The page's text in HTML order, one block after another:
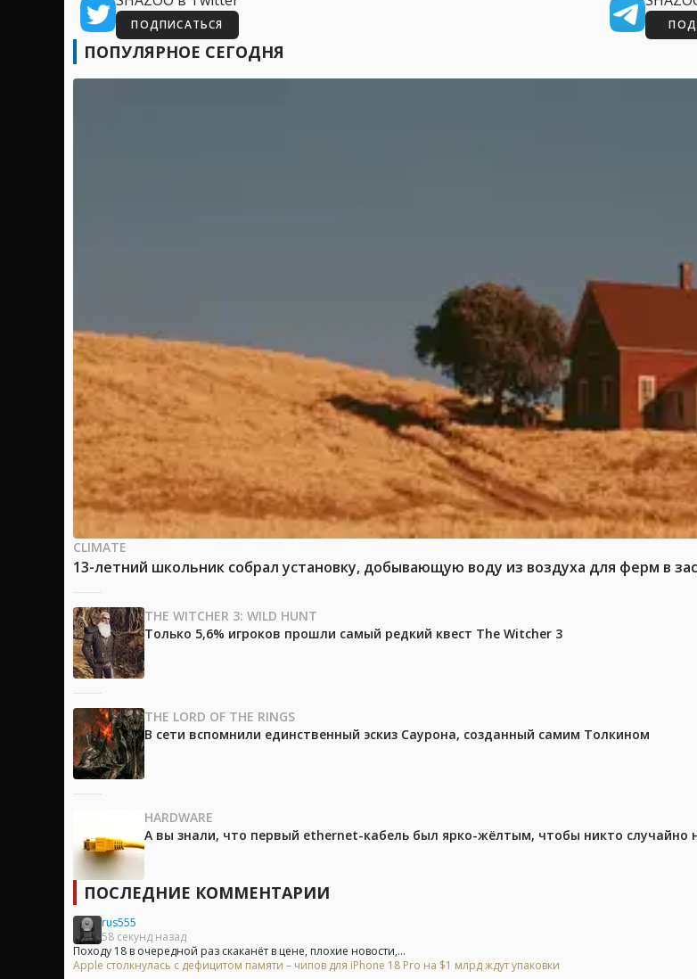
ПОДПИСАТЬСЯ
ПОПУЛЯРНОЕ СЕГОДНЯ
CLIMATE
13-летний школьник собрал установку, добывающую воду из воздуха для ферм в
THE WITCHER 3: WILD HUNT
Только 5,6% игроков прошли самый редкий квест The Witcher 3
THE LORD OF THE RINGS
В сети вспомнили единственный эскиз Саурона, созданный самим Толкином
HARDWARE
А вы знали, что первый ethernet-кабель был ярко-жёлтым, чтобы никто случайно
ПОСЛЕДНИЕ КОММЕНТАРИИ
rus555
58 секунд назад
Походу 18 в очередной раз скаканёт в цене, плохие новости,...
Apple столкнулась с дефицитом памяти – чипов для iPhone 18 Pro на $1 млрд ждут упаковки